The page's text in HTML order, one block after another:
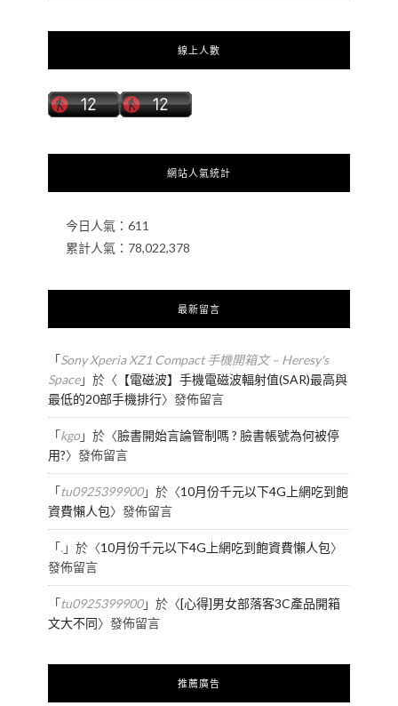
線上人數
網站人氣統計
今日人氣： 611
累計人氣： 78,022,378
最新留言
「Sony Xperia XZ1 Compact 手機開箱文 – Heresy's
Space」於〈 【電磁波】手機電磁波輻射值(SAR)最高與
最低的20部手機排行〉發佈留言
「kgo」於〈臉書開始言論管制嗎 ? 臉書帳號為何被停
用?〉發佈留言
「tu0925399900」於〈10月份千元以下4G上網吃到飽
資費懶人包〉發佈留言
「.」於〈10月份千元以下4G上網吃到飽資費懶人包〉
發佈留言
「tu0925399900」於〈[心得]男女部落客3C產品開箱
文大不同〉發佈留言
推薦廣告